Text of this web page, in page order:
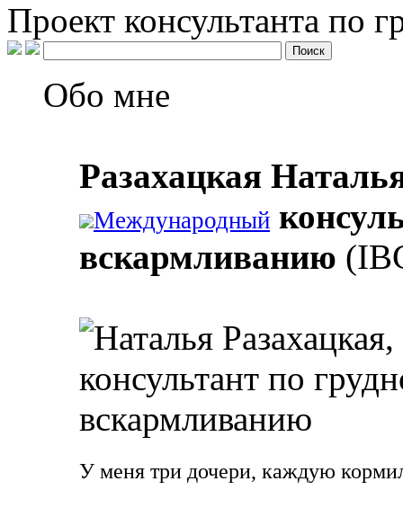
Проект консультанта по
Обо мне
Разахацкая
Международный
вскармливанию
У меня три дочери, каждую